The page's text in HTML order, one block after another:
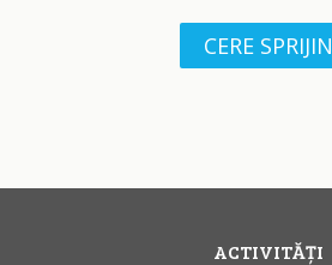
CERE SPRIJIN
ACTIVITĂȚI